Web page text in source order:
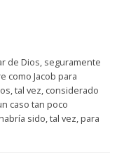
de Dios, seguramente
como Jacob para
tal vez, considerado
caso tan poco
sido, tal vez, para